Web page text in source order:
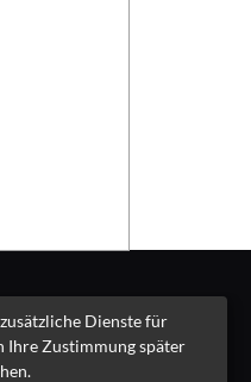
Dienste für
Ihre Zustimmung später